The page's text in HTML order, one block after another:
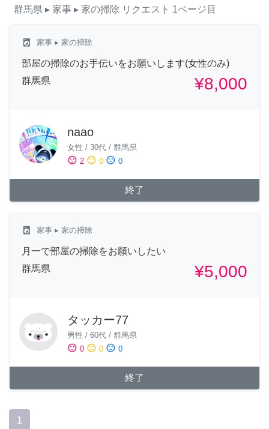
群馬県 ▸ 家事 ▸ 家の掃除 リクエスト 1ページ目
local_laundry_service 家事 ▸ 家の掃除
部屋の掃除のお手伝いをお願いします(女性のみ)
群馬県
¥8,000
naao
女性 / 30代 / 群馬県
sentiment_satisfied 2 sentiment_neutral 0 sentiment_dissatisfied 0
終了
local_laundry_service 家事 ▸ 家の掃除
月一で部屋の掃除をお願いしたい
群馬県
¥5,000
タッカー77
男性 / 60代 / 群馬県
sentiment_satisfied 0 sentiment_neutral 0 sentiment_dissatisfied 0
終了
1